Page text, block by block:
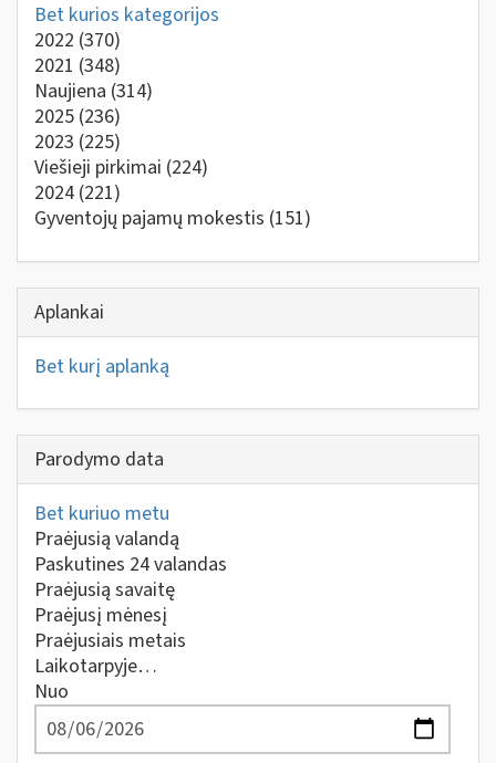
Bet kurios kategorijos
2022 (370)
2021 (348)
Naujiena (314)
2025 (236)
2023 (225)
Viešieji pirkimai (224)
2024 (221)
Gyventojų pajamų mokestis (151)
Aplankai
Bet kurį aplanką
Parodymo data
Bet kuriuo metu
Praėjusią valandą
Paskutines 24 valandas
Praėjusią savaitę
Praėjusį mėnesį
Praėjusiais metais
Laikotarpyje…
Nuo